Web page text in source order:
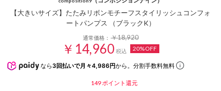
【大きいサイズ】たたみリボンモチーフスタイリッシュコンフォ
ートパンプス （ブラックK）
通常価格：￥18,920
￥14,960 税込 20%OFF
なら 3回払いで月々4,986円から。分割手数料無料
149 ポイント還元